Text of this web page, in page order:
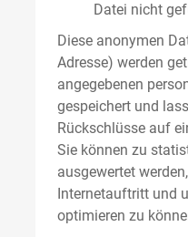
Datei nicht
Diese anonymen
Adresse) werden
angegebenen
gespeichert und
Rückschlüsse auf
Sie können zu
ausgewertet
Internetauftritt und
optimieren zu